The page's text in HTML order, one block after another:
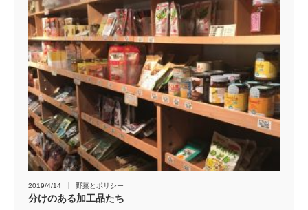
2019/4/14 野菜とポリシー
分けのある加工品たち